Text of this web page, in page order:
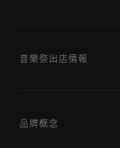
音樂祭出店情報
品牌概念